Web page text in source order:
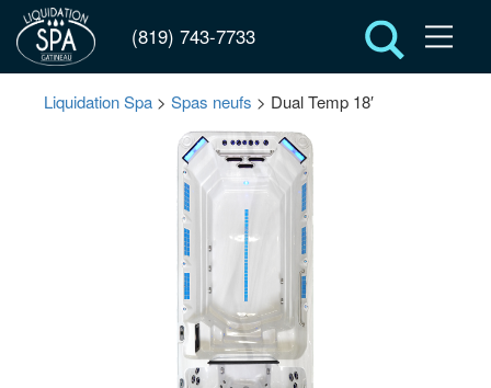
(819) 743-7733
Liquidation Spa >Spas neufs > Dual Temp 18′